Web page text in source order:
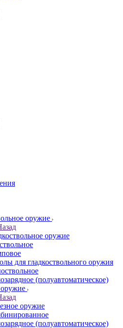
оружие
оружие
для гладкоствольного оружия
(полуавтоматическое)
оружие
(полуавтоматическое)